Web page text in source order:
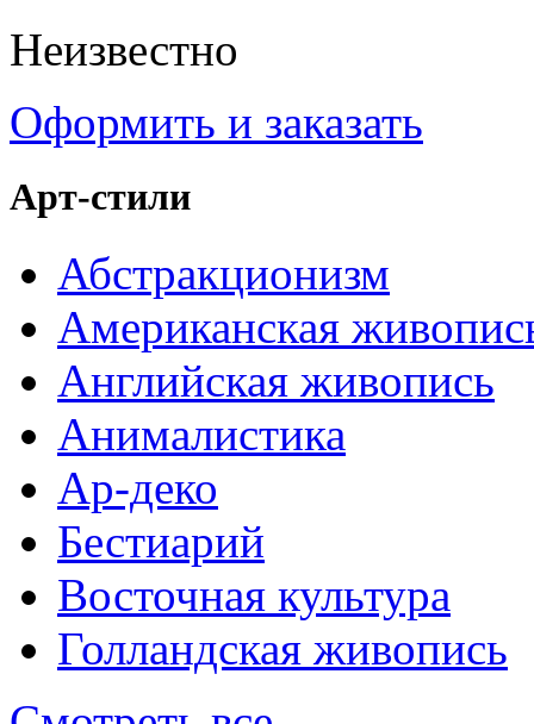
Неизвестно
Оформить и заказать
Арт-стили
Абстракционизм
Американская
Английская живопись
Анималистика
Ар-деко
Бестиарий
Восточная культура
Голландская живопись